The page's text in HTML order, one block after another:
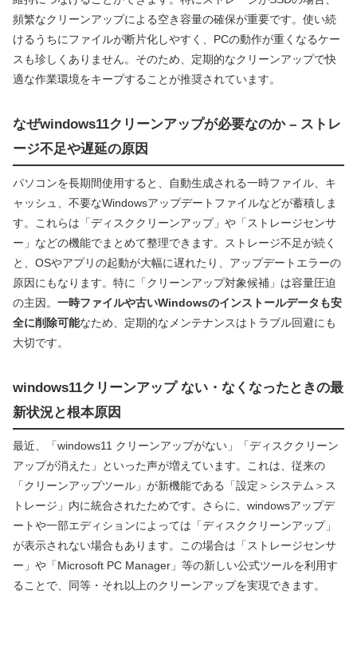
頻繁なクリーンアップによる空き容量の確保が重要です。使い続
けるうちにファイルが断片化しやすく、PCの動作が重くなるケー
スも珍しくありません。そのため、定期的なクリーンアップで快
適な作業環境をキープすることが推奨されています。
なぜwindows11クリーンアップが必要なのか – ストレ
ージ不足や遅延の原因
パソコンを長期間使用すると、自動生成される一時ファイル、キ
ャッシュ、不要なWindowsアップデートファイルなどが蓄積しま
す。これらは「ディスククリーンアップ」や「ストレージセンサ
ー」などの機能でまとめて整理できます。ストレージ不足が続く
と、OSやアプリの起動が大幅に遅れたり、アップデートエラーの
原因にもなります。特に「クリーンアップ対象候補」は容量圧迫
の主因。 一時ファイルや古いWindowsのインストールデータも安
全に削除可能なため、定期的なメンテナンスはトラブル回避にも
大切です。
windows11クリーンアップ ない・なくなったときの最
新状況と根本原因
最近、「windows11 クリーンアップがない」「ディスククリーン
アップが消えた」といった声が増えています。これは、従来の
「クリーンアップツール」が新機能である「設定＞システム＞ス
トレージ」内に統合されたためです。さらに、windowsアップデ
ートや一部エディションによっては「ディスククリーンアップ」
が表示されない場合もあります。この場合は「ストレージセンサ
ー」や「Microsoft PC Manager」等の新しい公式ツールを利用す
ることで、同等・それ以上のクリーンアップを実現できます。